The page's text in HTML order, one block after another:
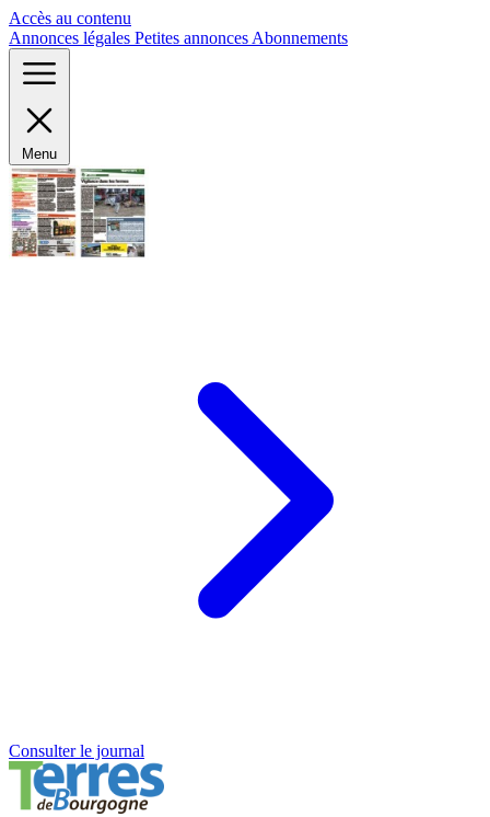
Accès au contenu
Annonces légales Petites annonces Abonnements
Menu
Consulter le journal
Panneau de gestion des cookies